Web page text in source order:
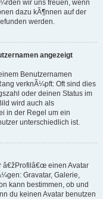
wir uns freuen, wenn
dazu kÃ¶nnen auf der
werden.
angezeigt
Benutzernamen
verknÃ¼pft: Oft sind dies
oder deinen Status im
wird auch als
in der Regel um ein
unterschiedlich ist.
â€žProfilâ€œ einen Avatar
Gravatar, Galerie,
kann bestimmen, ob und
du keinen Avatar benutzen